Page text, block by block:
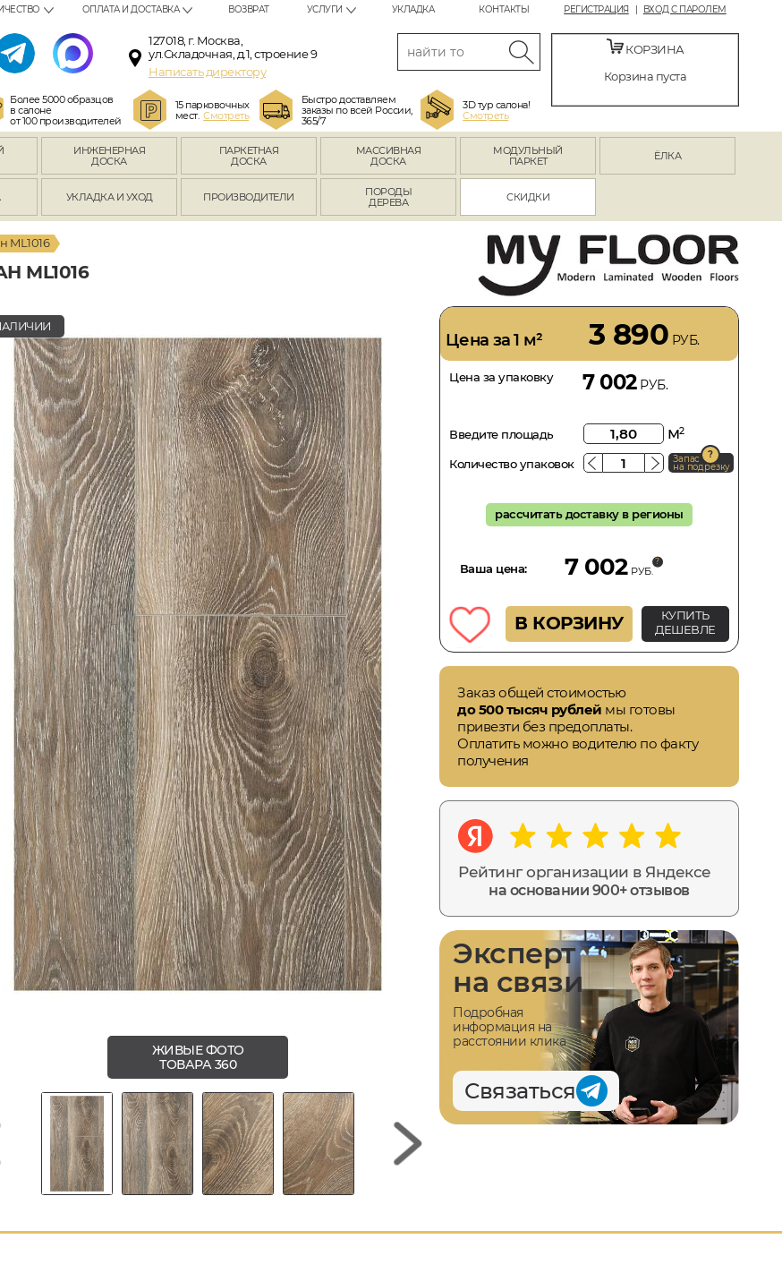
РЕГИСТРАЦИЯ ВХОД С ПАРОЛЕМ
ОПЛАТА И ДОСТАВКА ВОЗВРАТ УСЛУГИ УКЛАДКА КОНТАКТЫ
127018, г. Москва,
ул.Складочная, д.1, строение 9
Написать директору
Более 5000 образцов
в салоне
от 100 производителей
15 парковочных
мест.Смотреть
Быстро доставляем
заказы по всей России,
365/7
3D тур салона!
Смотреть
КОРЗИНА
Корзина пуста
ИНЖЕНЕРНАЯ
ДОСКА
ПАРКЕТНАЯ
ДОСКА
МАССИВНАЯ
ДОСКА
МОДУЛЬНЫЙ
ПАРКЕТ
ЁЛКА
УКЛАДКА И УХОД ПРОИЗВОДИТЕЛИ
ПОРОДЫ
ДЕРЕВА
СКИДКИ
ML1016
ML1016
ЖИВЫЕ ФОТО
ТОВАРА 360
Цена за 1 м² 3 890 РУБ.
Цена за упаковку 7 002РУБ.
Введите площадь м2
Количество упаковок Запас
на подрезку
рассчитать доставку в регионы
Ваша цена: 7 002 РУБ.
В КОРЗИНУ
КУПИТЬ
ДЕШЕВЛЕ
Заказ общей стоимостью
до 500 тысяч рублей мы готовы
привезти без предоплаты.
Оплатить можно водителю по факту
получения
Рейтинг организации в Яндексе
на основании 900+ отзывов
Эксперт
на связи
Подробная
информация на
расстоянии клика
Связаться